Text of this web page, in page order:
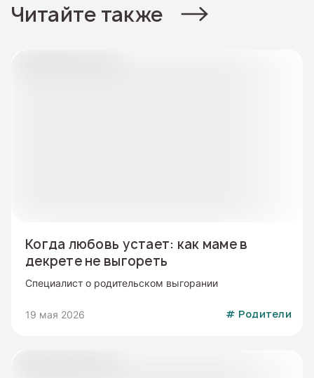
Читайте также
Когда любовь устает: как маме в
декрете не выгореть
Специалист о родительском выгорании
19 мая 2026 # Родители